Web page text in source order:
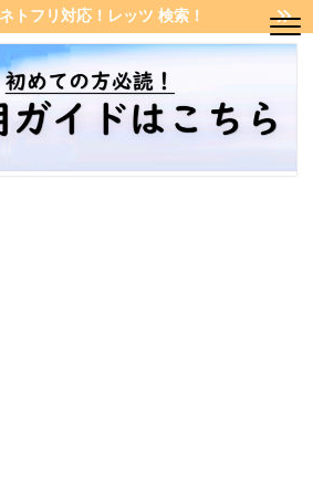
トフリ対応！レッツ 検索！